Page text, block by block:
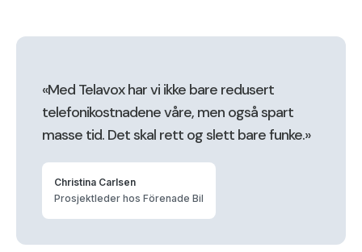
«Med Telavox har vi ikke bare redusert
telefonikostnadene våre, men også spart
masse tid. Det skal rett og slett bare funke.»
Christina Carlsen
Prosjektleder hos Förenade Bil